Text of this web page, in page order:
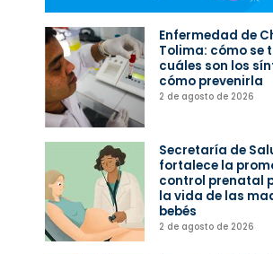
Enfermedad de
Tolima: cómo se
cuáles son los
cómo prevenirla
2 de agosto de 2026
Secretaría de
fortalece la
control prenatal
la vida de las
bebés
2 de agosto de 2026